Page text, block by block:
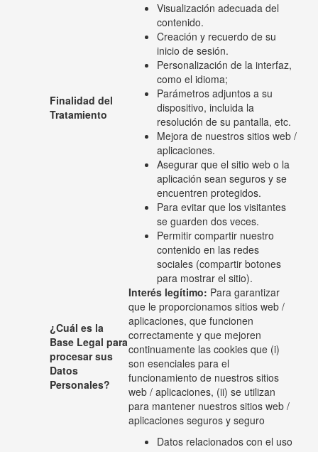
Finalidad del
Tratamiento
Visualización adecuada del
contenido.
Creación y recuerdo de su
inicio de sesión.
Personalización de la interfaz,
como el idioma;
Parámetros adjuntos a su
dispositivo, incluida la
resolución de su pantalla, etc.
Mejora de nuestros sitios web /
aplicaciones.
Asegurar que el sitio web o la
aplicación sean seguros y se
encuentren protegidos.
Para evitar que los visitantes
se guarden dos veces.
Permitir compartir nuestro
contenido en las redes
sociales (compartir botones
para mostrar el sitio).
¿Cuál es la
Base Legal para
procesar sus
Datos
Personales?
Interés legítimo: Para garantizar
que le proporcionamos sitios web /
aplicaciones, que funcionen
correctamente y que mejoren
continuamente las cookies que (i)
son esenciales para el
funcionamiento de nuestros sitios
web / aplicaciones, (ii) se utilizan
para mantener nuestros sitios web /
aplicaciones seguros y seguro
Datos relacionados con el uso